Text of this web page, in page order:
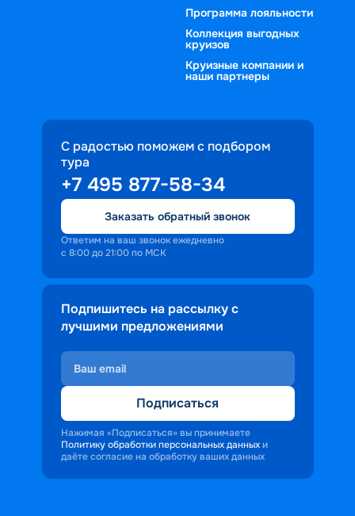
Программа лояльности
Коллекция выгодных
круизов
Круизные компании и
наши партнеры
С радостью поможем с подбором
тура
+7 495 877-58-34
Заказать обратный звонок
Ответим на ваш звонок ежедневно
с 8:00 до 21:00 по МСК
Подпишитесь на рассылку с
лучшими предложениями
Подписаться
Нажимая «Подписаться» вы принимаете
Политику обработки персональных данных и
даёте согласие на обработку ваших данных